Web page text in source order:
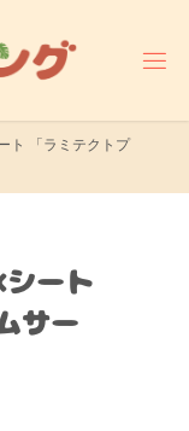
ト 「ラミテクトプ
ート
サー